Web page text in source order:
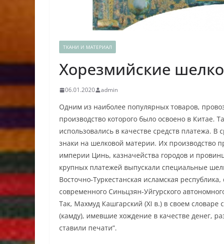
ТКАНИ И МАТЕРИАЛ
Хорезмийские
06.01.2020 admin
Одним из наиболее популярных товаров,
производство которого было освоено в Китае.
использовались в качестве средств платежа.
знаки на шелковой материи. Их производство
империи Цинь, казначейства городов и
крупных платежей выпускали специальные
Восточно-Туркестанская исламская
современного Синьцзян-Уйгурского
Так, Махмуд Кашгарский (XI в.) в своем словаре
(камду), имевшие хождение в качестве денег,
ставили печати”.